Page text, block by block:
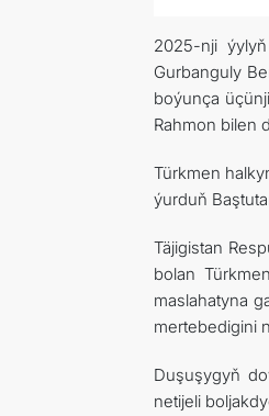
2025-nji
Gurbanguly
boýunça
Rahmon bilen
Türkmen
ýurduň
Täjigistan
bolan
maslahatyna
mertebedigini
Duşuşygyň
netijeli